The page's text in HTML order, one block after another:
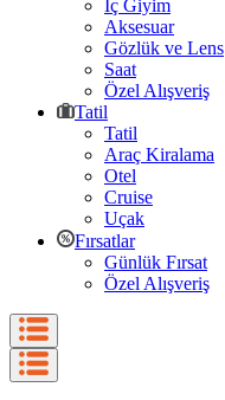
İç Giyim
Aksesuar
Gözlük ve Lens
Saat
Özel Alışveriş
Tatil
Tatil
Araç Kiralama
Otel
Cruise
Uçak
Fırsatlar
Günlük Fırsat
Özel Alışveriş